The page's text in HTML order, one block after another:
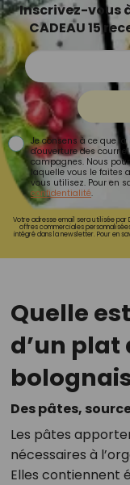
Inscrivez-vous
CADEAU 15
Je consens à ce que
d'ouverture des
campagnes. Nous
laquelle vous le faites
vous utilisez. Pour en
confidentialité.
Votre adresse email sera utilisée par
offres commerciales
intégré dans la newsletter. Pour en
Quelle
d’un plat
Des pâtes,
Les pâtes
nécessaires à
Elles contiennent